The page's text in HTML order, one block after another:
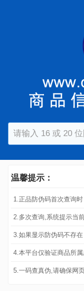
温馨提示：
1.正品防伪码首次查询
2.多次查询,系统提示当
3.如果显示防伪码不存
4.本平台仅验证商品所
5.一码查真伪,请确保网